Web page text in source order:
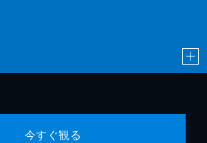
今すぐ観る